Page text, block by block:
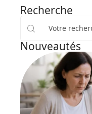
Recherche
Nouveautés